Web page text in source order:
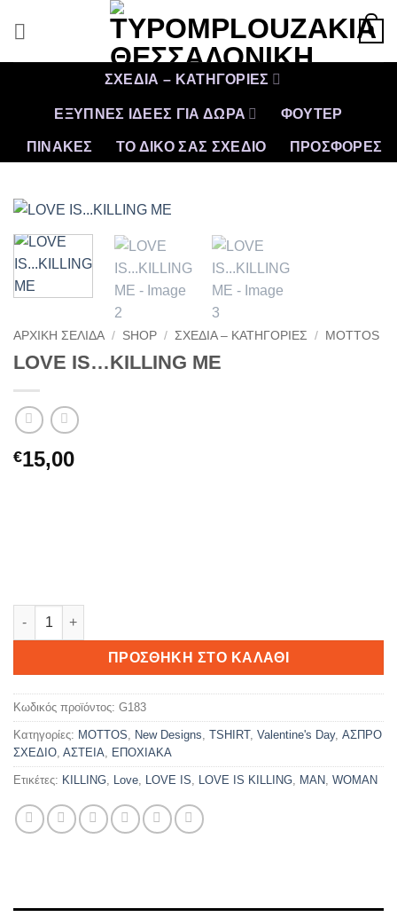
0
ΣΧΕΔΙΑ – ΚΑΤΗΓΟΡΙΕΣ
ΕΞΥΠΝΕΣ ΙΔΕΕΣ ΓΙΑ ΔΩΡΑ ΦΟΥΤΕΡ
ΠΙΝΑΚΕΣ ΤΟ ΔΙΚΟ ΣΑΣ ΣΧΕΔΙΟ ΠΡΟΣΦΟΡΈΣ
ΑΡΧΙΚΉ ΣΕΛΊΔΑ / SHOP / ΣΧΕΔΙΑ – ΚΑΤΗΓΟΡΙΕΣ / MOTTOS
LOVE IS…KILLING ME
€15,00
LOVE IS...KILLING ME ποσότητα
ΠΡΟΣΘΉΚΗ ΣΤΟ ΚΑΛΆΘΙ
Κωδικός προϊόντος: G183
Κατηγορίες: MOTTOS New Designs TSHIRT, Valentine's Day, ΑΣΠΡΟ
ΣΧΕΔΙΟ ΑΣΤΕΙΑ ΕΠΟΧΙΑΚΑ
Ετικέτες: KILLING Love LOVE IS LOVE IS KILLING MAN WOMAN